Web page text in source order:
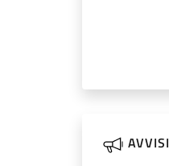
AVVISI